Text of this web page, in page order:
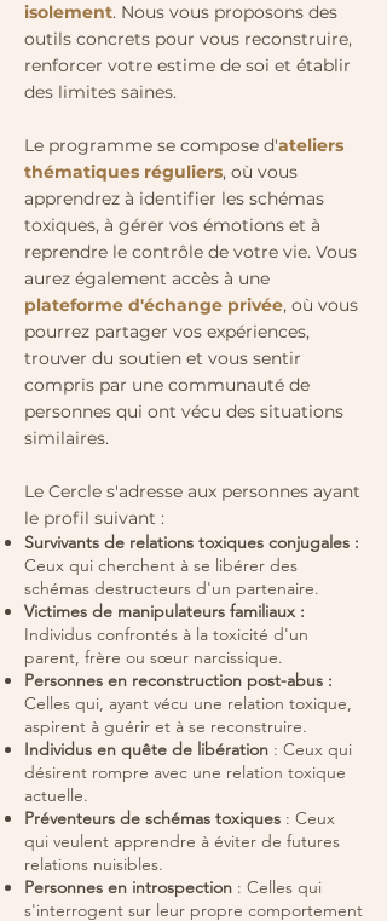
isolement. Nous vous proposons des
outils concrets pour vous reconstruire,
renforcer votre estime de soi et établir
des limites saines.
Le programme se compose d'ateliers
thématiques réguliers, où vous
apprendrez à identifier les schémas
toxiques, à gérer vos émotions et à
reprendre le contrôle de votre vie. Vous
aurez également accès à une
plateforme d'échange privée, où vous
pourrez partager vos expériences,
trouver du soutien et vous sentir
compris par une communauté de
personnes qui ont vécu des situations
similaires.
Le Cercle s'adresse aux personnes ayant
le profil suivant :
Survivants de relations toxiques conjugales :
Ceux qui cherchent à se libérer des
schémas destructeurs d'un partenaire.
Victimes de manipulateurs familiaux :
Individus confrontés à la toxicité d'un
parent, frère ou sœur narcissique.
Personnes en reconstruction post-abus :
Celles qui, ayant vécu une relation toxique,
aspirent à guérir et à se reconstruire.
Individus en quête de libération : Ceux qui
désirent rompre avec une relation toxique
actuelle.
Préventeurs de schémas toxiques : Ceux
qui veulent apprendre à éviter de futures
relations nuisibles.
Personnes en introspection : Celles qui
s'interrogent sur leur propre comportement